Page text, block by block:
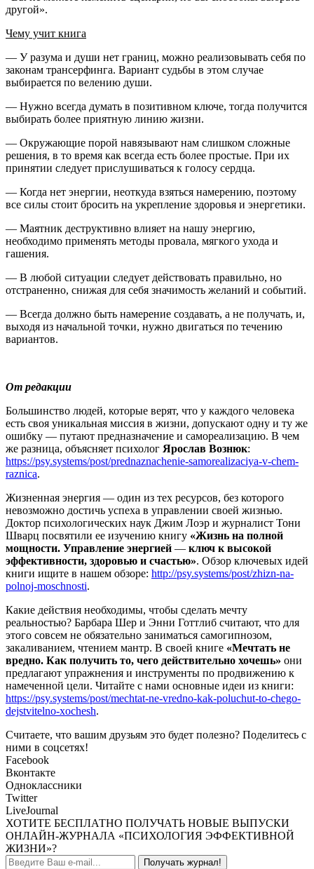
другой».
Чему учит книга
— У разума и души нет границ, можно реализовывать себя по
законам трансерфинга. Вариант судьбы в этом случае
выбирается по велению души.
— Нужно всегда думать в позитивном ключе, тогда получится
выбирать более приятную линию жизни.
— Окружающие порой навязывают нам слишком сложные
решения, в то время как всегда есть более простые. При их
принятии следует прислушиваться к голосу сердца.
— Когда нет энергии, неоткуда взяться намерению, поэтому
все силы стоит бросить на укрепление здоровья и энергетики.
— Маятник деструктивно влияет на нашу энергию,
необходимо применять методы провала, мягкого ухода и
гашения.
— В любой ситуации следует действовать правильно, но
отстраненно, снижая для себя значимость желаний и событий.
— Всегда должно быть намерение создавать, а не получать, и,
выходя из начальной точки, нужно двигаться по течению
вариантов.
От редакции
Большинство людей, которые верят, что у каждого человека
есть своя уникальная миссия в жизни, допускают одну и ту же
ошибку — путают предназначение и самореализацию. В чем
же разница, объясняет психолог Ярослав Вознюк:
https://psy.systems/post/prednaznachenie-samorealizaciya-v-chem-
raznica.
Жизненная энергия — один из тех ресурсов, без которого
невозможно достичь успеха в управлении своей жизнью.
Доктор психологических наук Джим Лоэр и журналист Тони
Шварц посвятили ее изучению книгу «Жизнь на полной
мощности. Управление энергией — ключ к высокой
эффективности, здоровью и счастью». Обзор ключевых идей
книги ищите в нашем обзоре: http://psy.systems/post/zhizn-na-
polnoj-moschnosti.
Какие действия необходимы, чтобы сделать мечту
реальностью? Барбара Шер и Энни Готтлиб считают, что для
этого совсем не обязательно заниматься самогипнозом,
закаливанием, чтением мантр. В своей книге «Мечтать не
вредно. Как получить то, чего действительно хочешь» они
предлагают упражнения и инструменты по продвижению к
намеченной цели. Читайте с нами основные идеи из книги:
https://psy.systems/post/mechtat-ne-vredno-kak-poluchut-to-chego-
dejstvitelno-xochesh.
Считаете, что вашим друзьям это будет полезно? Поделитесь с
ними в соцсетях!
Facebook
Вконтакте
Одноклассники
Twitter
LiveJournal
ХОТИТЕ БЕСПЛАТНО ПОЛУЧАТЬ НОВЫЕ ВЫПУСКИ
ОНЛАЙН-ЖУРНАЛА «ПСИХОЛОГИЯ ЭФФЕКТИВНОЙ
ЖИЗНИ»?
Получать журнал!